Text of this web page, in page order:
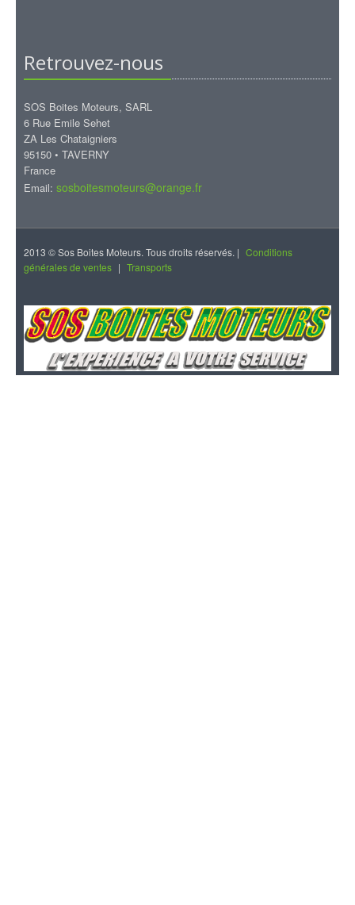
Retrouvez-nous
SOS Boites Moteurs, SARL
6 Rue Emile Sehet
ZA Les Chataigniers
95150 • TAVERNY
France
Email: sosboitesmoteurs@orange.fr
2013 © Sos Boites Moteurs. Tous droits réservés. | Conditions
générales de ventes | Transports